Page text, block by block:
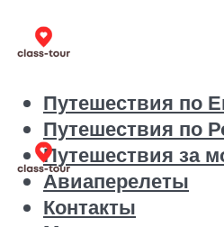
Путешествия по
Путешествия по
Путешествия за
Авиаперелеты
Контакты